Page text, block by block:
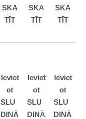
SKA
TĪT
SKA
TĪT
SKA
TĪT
Ieviet
ot
SLU
DINĀ
Ieviet
ot
SLU
DINĀ
Ieviet
ot
SLU
DINĀ